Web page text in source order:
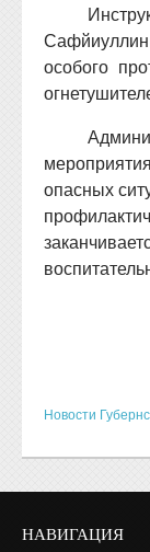
особого
опасных
Новости
НАВИГАЦИЯ